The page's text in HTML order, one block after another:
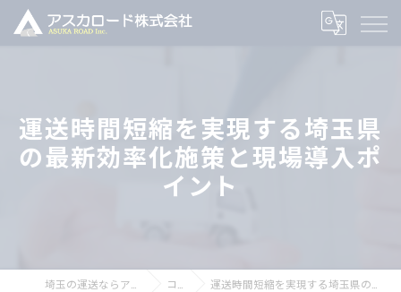
運送時間短縮を実現する埼玉県
の最新効率化施策と現場導入ポ
イント
コラム 運送時間短縮を実現する埼玉県の最新効率化施策と現場導入ポイント